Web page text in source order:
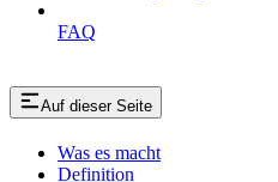
FAQ
Auf dieser Seite
Was es macht
Definition